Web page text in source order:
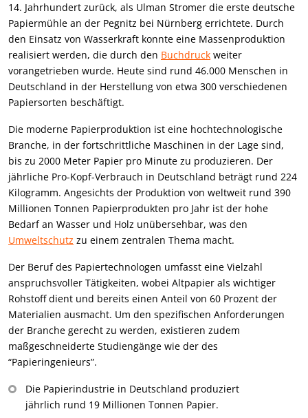
14. Jahrhundert zurück, als Ulman Stromer die erste deutsche
Papiermühle an der Pegnitz bei Nürnberg errichtete. Durch
den Einsatz von Wasserkraft konnte eine Massenproduktion
realisiert werden, die durch den Buchdruck weiter
vorangetrieben wurde. Heute sind rund 46.000 Menschen in
Deutschland in der Herstellung von etwa 300 verschiedenen
Papiersorten beschäftigt.
Die moderne Papierproduktion ist eine hochtechnologische
Branche, in der fortschrittliche Maschinen in der Lage sind,
bis zu 2000 Meter Papier pro Minute zu produzieren. Der
jährliche Pro-Kopf-Verbrauch in Deutschland beträgt rund 224
Kilogramm. Angesichts der Produktion von weltweit rund 390
Millionen Tonnen Papierprodukten pro Jahr ist der hohe
Bedarf an Wasser und Holz unübersehbar, was den
Umweltschutz zu einem zentralen Thema macht.
Der Beruf des Papiertechnologen umfasst eine Vielzahl
anspruchsvoller Tätigkeiten, wobei Altpapier als wichtiger
Rohstoff dient und bereits einen Anteil von 60 Prozent der
Materialien ausmacht. Um den spezifischen Anforderungen
der Branche gerecht zu werden, existieren zudem
maßgeschneiderte Studiengänge wie der des
“Papieringenieurs”.
Die Papierindustrie in Deutschland produziert
jährlich rund 19 Millionen Tonnen Papier.